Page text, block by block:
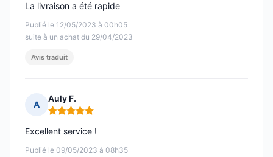
Publié le 12/05/2023 à 00h05
suite à un achat du 29/04/2023
La livraison a été rapide
Avis traduit
A
Auly F.
Note : 5 sur 5
Publié le 09/05/2023 à 08h35
Excellent service !